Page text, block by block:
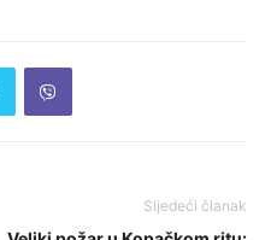
Sljedeći članak